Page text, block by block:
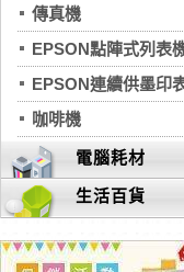
傳真機
EPSON點陣式列表
EPSON連續供墨印
咖啡機
電腦耗材
生活百貨